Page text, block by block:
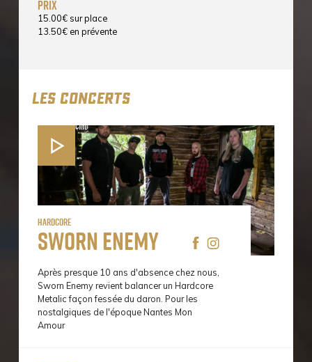
prix
15.00€ sur place
13.50€ en prévente
LES CONCERTS
Hardcore
Sworn Enemy
Après presque 10 ans d'absence chez nous,
Sworn Enemy revient balancer un Hardcore
Metalic façon fessée du daron. Pour les
nostalgiques de l'époque Nantes Mon
Amour